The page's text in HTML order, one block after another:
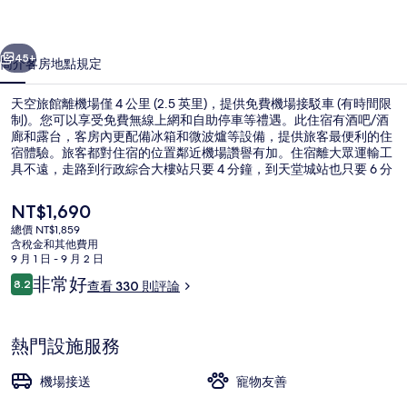
集
個 下一個
45+
簡介客房地點規定
天空旅館離機場僅 4 公里 (2.5 英里)，提供免費機場接駁車 (有時間限
制)。您可以享受免費無線上網和自助停車等禮遇。此住宿有酒吧/酒
廊和露台，客房內更配備冰箱和微波爐等設備，提供旅客最便利的住
宿體驗。旅客都對住宿的位置鄰近機場讚譽有加。住宿離大眾運輸工
具不遠，走路到行政綜合大樓站只要 4 分鐘，到天堂城站也只要 6 分
目
前
的
價
格
是
NT$1,690
總價 NT$1,859
含稅金和其他費用
9 月 1 日 - 9 月 2 日
評
論
8.28.2 分，滿分 10 分，
非常好查看 330 則評論
熱門設施服務
機場接送
寵物友善